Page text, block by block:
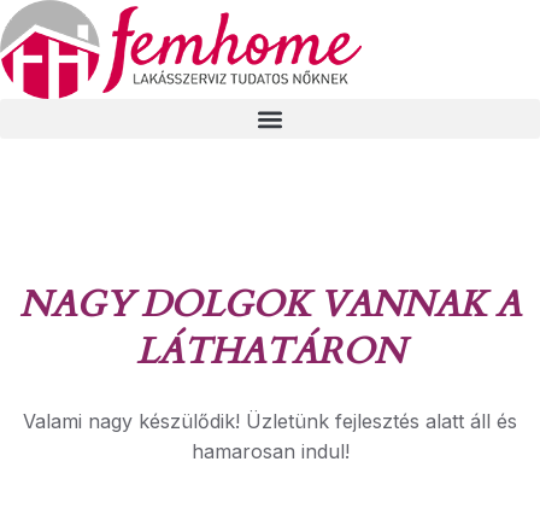
NAGY DOLGOK VANNAK A
LÁTHATÁRON
Valami nagy készülődik! Üzletünk fejlesztés alatt áll és
hamarosan indul!